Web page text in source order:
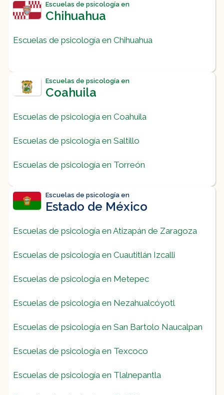
Escuelas de psicología en
Chihuahua
Escuelas de psicología en Chihuahua
Escuelas de psicología en
Coahuila
Escuelas de psicología en Coahuila
Escuelas de psicología en Saltillo
Escuelas de psicología en Torreón
Escuelas de psicología en
Estado de México
Escuelas de psicología en Atizapán de Zaragoza
Escuelas de psicología en Cuautitlán Izcalli
Escuelas de psicología en Metepec
Escuelas de psicología en Nezahualcóyotl
Escuelas de psicología en San Bartolo Naucalpan
Escuelas de psicología en Texcoco
Escuelas de psicología en Tlalnepantla